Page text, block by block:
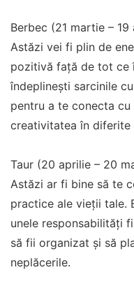
Berbec (21 martie – 19
Astăzi vei fi plin de
pozitivă față de tot ce
îndeplinești sarcinile
pentru a te conecta
creativitatea în
Taur (20 aprilie – 20
Astăzi ar fi bine să te
practice ale vieții tale.
unele responsabilități
să fii organizat și să
neplăcerile.